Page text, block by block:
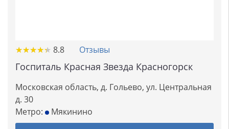
★★★★★
★★★★★ 8.8 Отзывы
Госпиталь Красная Звезда Красногорск
Московская область, д. Гольево, ул. Центральная
д. 30
Метро:
Мякинино